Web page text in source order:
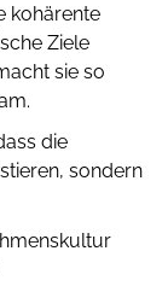
kohärente
Ziele
sie so
die
sondern